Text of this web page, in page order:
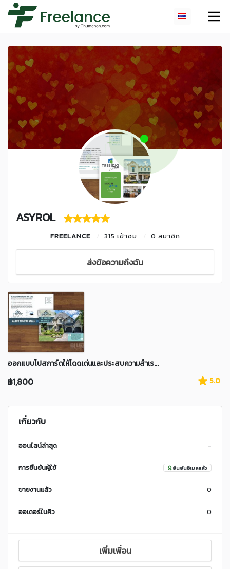
ASYROL
FREELANCE 315 เข้าชม 0 สมาชิก
ส่งข้อความถึงฉัน
ออกแบบโปสการ์ดให้โดดเด่นและประสบความสำเร...
฿1,800 5.0
เกี่ยวกับ
ออนไลน์ล่าสุด -
การยืนยันผู้ใช้ ยืนยันอีเมลแล้ว
ขายงานแล้ว 0
ออเดอร์ในคิว 0
เพิ่มเพื่อน